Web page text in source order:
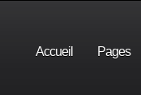
Accueil Pages